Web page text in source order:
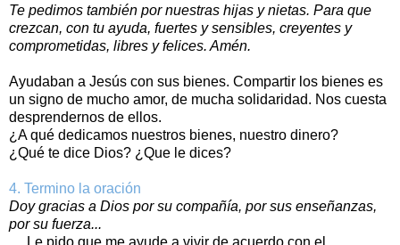
Te pedimos también por nuestras hijas y nietas. Para que
crezcan, con tu ayuda, fuertes y sensibles, creyentes y
comprometidas, libres y felices. Amén.
Ayudaban a Jesús con sus bienes. Compartir los bienes es
un signo de mucho amor, de mucha solidaridad. Nos cuesta
desprendernos de ellos.
¿A qué dedicamos nuestros bienes, nuestro dinero?
¿Qué te dice Dios? ¿Que le dices?
4. Termino la oración
Doy gracias a Dios por su compañía, por sus enseñanzas,
por su fuerza...
Le pido que me ayude a vivir de acuerdo con el